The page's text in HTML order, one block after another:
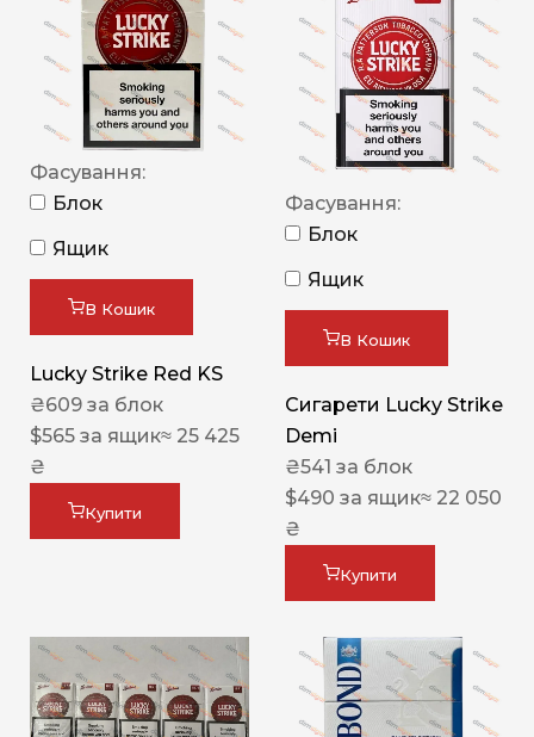
Фасування:
Блок
Ящик
В Кошик
Lucky Strike Red KS
₴609 за блок
$565 за ящик≈ 25 425
₴
Купити
Фасування:
Блок
Ящик
В Кошик
Сигарети Lucky Strike
Demi
₴541 за блок
$490 за ящик≈ 22 050
₴
Купити